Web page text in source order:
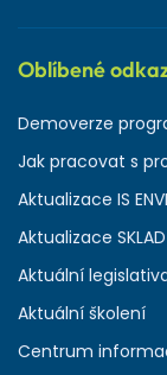
Oblíbené
Demoverze
Jak pracovat s
Aktualizace IS
Aktualizace
Aktuální
Aktuální školení
Centrum